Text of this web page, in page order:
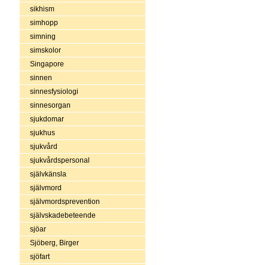
sikhism
simhopp
simning
simskolor
Singapore
sinnen
sinnesfysiologi
sinnesorgan
sjukdomar
sjukhus
sjukvård
sjukvårdspersonal
självkänsla
självmord
självmordsprevention
självskadebeteende
sjöar
Sjöberg, Birger
sjöfart